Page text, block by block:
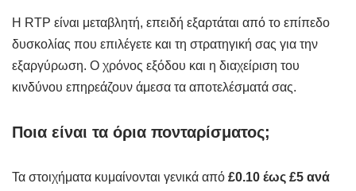
Η RTP είναι μεταβλητή, επειδή εξαρτάται από το επίπεδο
δυσκολίας που επιλέγετε και τη στρατηγική σας για την
εξαργύρωση. Ο χρόνος εξόδου και η διαχείριση του
κινδύνου επηρεάζουν άμεσα τα αποτελέσματά σας.
Ποια είναι τα όρια πονταρίσματος;
Τα στοιχήματα κυμαίνονται γενικά από £0.10 έως £5 ανά